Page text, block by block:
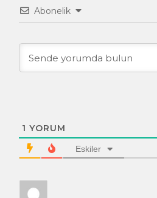
Abonelik
1 YORUM
Eskiler